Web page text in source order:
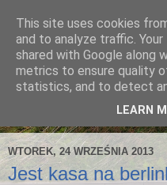
WTOREK, 24 WRZEŚNIA 2013
Jest kasa na
This site uses cookies
and to analyze traffic.
shared with Google along
metrics to ensure quality
statistics, and to detect
LEARN